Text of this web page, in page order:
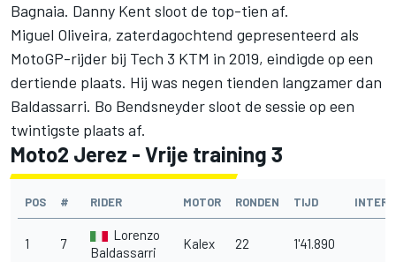
Bagnaia. Danny Kent sloot de top-tien af.
Miguel Oliveira, zaterdagochtend gepresenteerd als
MotoGP-rijder bij Tech 3 KTM in 2019, eindigde op een
dertiende plaats. Hij was negen tienden langzamer dan
Baldassarri. Bo Bendsneyder sloot de sessie op een
twintigste plaats af.
Moto2 Jerez - Vrije training 3
POS # RIDER MOTOR RONDEN TIJD
1 7
Lorenzo
Baldassarri
Kalex 22 1'41.890